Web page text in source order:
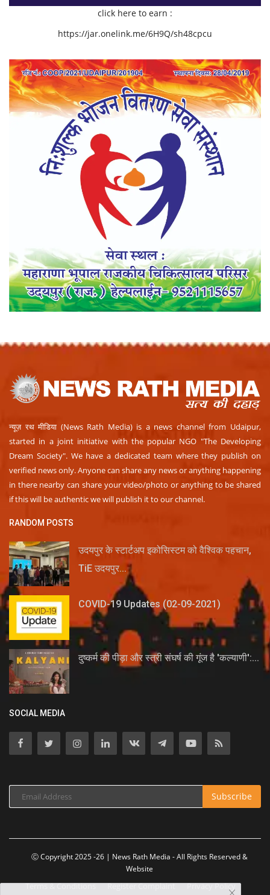
click here to earn :
https://jar.onelink.me/6H9Q/sh48cpcu
न्यूज़ रथ मीडिया (News Rath Media) is a news channel from Udaipur,
started in a joint initiative with the popular NGO "The Developing
Dream Society". We have a dedicated team where they publish on
verified news only. Anyone can share any news or anything happening
in there nearby can share your video/photo or anything to be shared
if this will be authentic we will publish it to our channel.
RANDOM POSTS
उदयपुर के स्टार्टअप इकोसिस्टम को वैश्विक पहचान,
TiE उदयपुर...
COVID-19 Updates (02-09-2021)
दुष्कर्म की पीड़ा और स्त्री संघर्ष की गूंज है 'कल्याणी':...
SOCIAL MEDIA
Subscribe
Ⓒ Copyright 2025 -26 | News Rath Media - All Rights Reserved &
Website
Terms & Conditions Register Complaint Privacy Policy